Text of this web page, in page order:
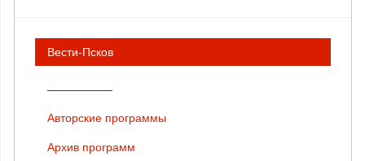
Вести-Псков
Авторские программы
Архив программ